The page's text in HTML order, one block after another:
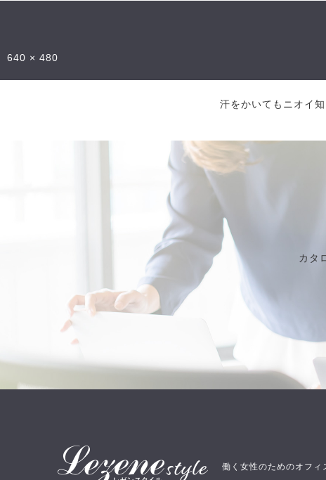
640 × 480
汗をかいてもニオイ
カタ
働く女性のためのオフィ